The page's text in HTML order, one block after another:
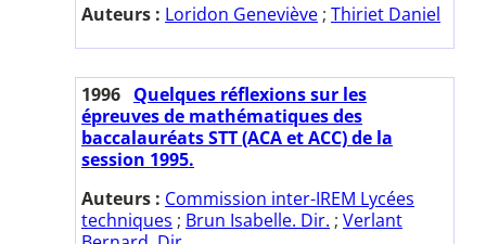
Auteurs : Loridon Geneviève ; Thiriet Daniel
1996 Quelques réflexions sur les
épreuves de mathématiques des
baccalauréats STT (ACA et ACC) de la
session 1995.
Auteurs : Commission inter-IREM Lycées
techniques ; Brun Isabelle. Dir. ; Verlant